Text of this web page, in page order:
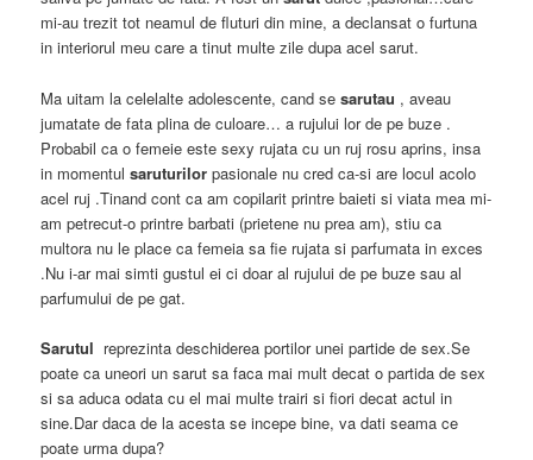
mi-au trezit tot neamul de fluturi din mine, a declansat o furtuna
in interiorul meu care a tinut multe zile dupa acel sarut.
Ma uitam la celelalte adolescente, cand sesarutau , aveau
jumatate de fata plina de culoare… a rujului lor de pe buze .
Probabil ca o femeie este sexy rujata cu un ruj rosu aprins, insa
in momentulsaruturilor pasionale nu cred ca-si are locul acolo
acel ruj .Tinand cont ca am copilarit printre baieti si viata mea mi-
am petrecut-o printre barbati (prietene nu prea am), stiu ca
multora nu le place ca femeia sa fie rujata si parfumata in exces
.Nu i-ar mai simti gustul ei ci doar al rujului de pe buze sau al
parfumului de pe gat.
Sarutul reprezinta deschiderea portilor unei partide de sex.Se
poate ca uneori un sarut sa faca mai mult decat o partida de sex
si sa aduca odata cu el mai multe trairi si fiori decat actul in
sine.Dar daca de la acesta se incepe bine, va dati seama ce
poate urma dupa?